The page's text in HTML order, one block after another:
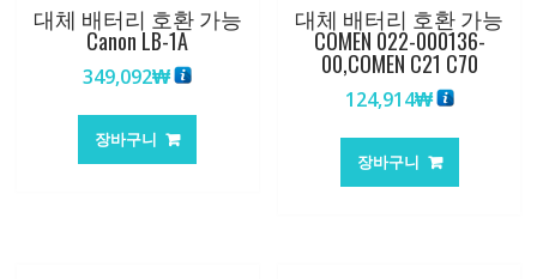
대체 배터리 호환 가능
Canon LB-1A
349,092₩
장바구니
대체 배터리 호환 가능
COMEN 022-000136-
00,COMEN C21 C70
124,914₩
장바구니